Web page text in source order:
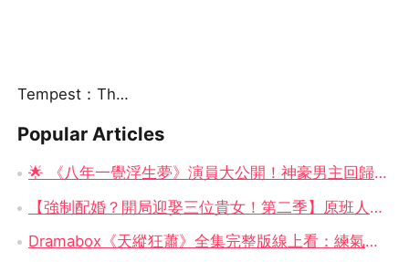
Tempest：The Last Mecha
Popular Articles
🌟 《八年一覺浮生夢》演員大公開！神豪男主回歸 × 女總裁崛起，你追了嗎？
【強制配婚？開局迎娶三位貴女！第二季】原班人馬震撼回歸！——穿越古代，三女齊聚的逍遙亂世大冒險
Dramabox《天縱狂蕭》全集完整版線上看：練氣一百萬重天，究竟是廢柴還是天才？